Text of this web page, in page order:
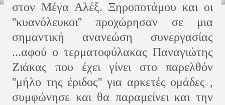
στον Μέγα Αλέξ. Ξηροποτάμου και οι
''κυανόλευκοι'' προχώρησαν σε μια
σημαντική ανανεώση συνεργασίας
...αφού ο τερματοφύλακας Παναγιώτης
Ζιάκας που έχει γίνει στο παρελθόν
''μήλο της έριδος'' για αρκετές ομάδες ,
συμφώνησε και θα παραμείνει και την